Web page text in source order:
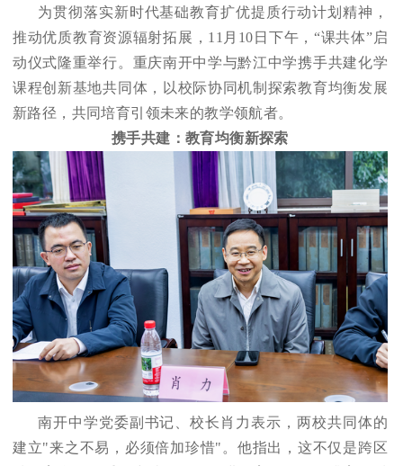
为贯彻落实新时代基础教育扩优提质行动计划精神，
推动优质教育资源辐射拓展，11月10日下午，“课共体”启
动仪式隆重举行。重庆南开中学与黔江中学携手共建化学
课程创新基地共同体，以校际协同机制探索教育均衡发展
新路径，共同培育引领未来的教学领航者。
携手共建：教育均衡新探索
南开中学党委副书记、校长肖力表示，两校共同体的
建立"来之不易，必须倍加珍惜"。他指出，这不仅是跨区